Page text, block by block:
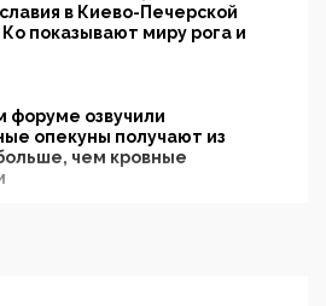
в Киево-Печерской
показывают миру рога и
форуме озвучили
опекуны получают из
чем кровные